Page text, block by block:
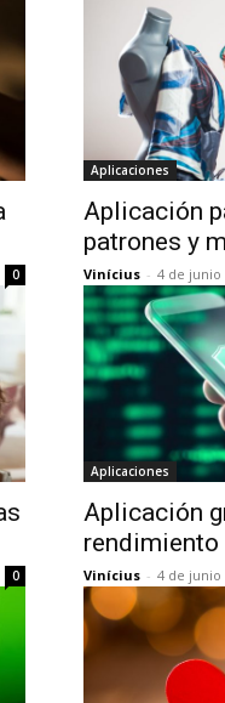
0
Aplicaciones
Aplicación
patrones y
Vinícius - 4 de junio
0
Aplicaciones
Aplicación
Vinícius - 4 de junio